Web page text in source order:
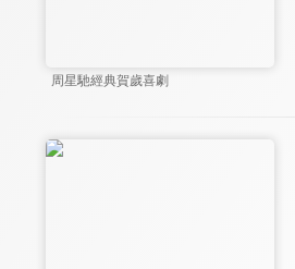
周星馳經典賀歲喜劇